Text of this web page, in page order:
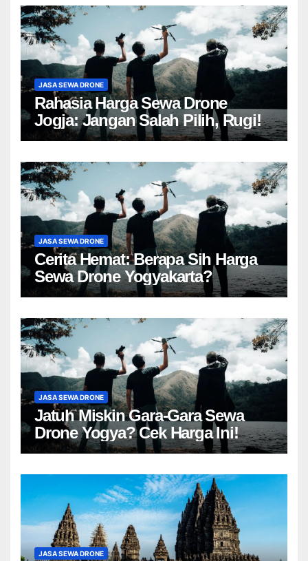
JASA SEWA DRONE
Rahasia Harga Sewa Drone
Jogja: Jangan Salah Pilih, Rugi!
JASA SEWA DRONE
Cerita Hemat: Berapa Sih Harga
Sewa Drone Yogyakarta?
JASA SEWA DRONE
Jatuh Miskin Gara-Gara Sewa
Drone Yogya? Cek Harga Ini!
JASA SEWA DRONE